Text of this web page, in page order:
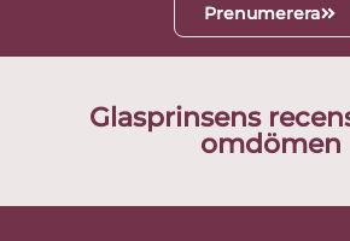
Prenumerera
Glasprinsens
omdömen